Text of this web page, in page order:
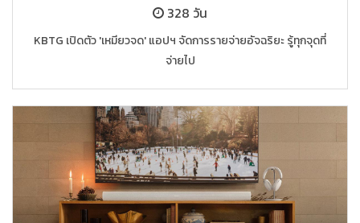
328 วัน
KBTG เปิดตัว 'เหมียวจด' แอปฯ จัดการรายจ่ายอัจฉริยะ รู้ทุกจุดที่
จ่ายไป